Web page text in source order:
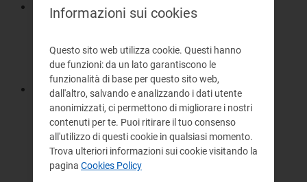
le gestioni del servizio idrico in forma
istituite ai sensi del comma 5 dell'articolo 148
del D.lgs 152/06;
le gestioni del servizio idrico in forma
autonoma esistenti, nei comuni che
presentano contestualmente le seguenti
caratteristiche: approvvigionamento idrico da
fonti qualitativamente pregiate; sorgenti
ricadenti in parchi naturali o aree naturali
Informazioni sui cookies
Questo sito web utilizza cookie. Questi hanno
due funzioni: da un lato garantiscono le
funzionalità di base per questo sito web,
dall'altro, salvando e analizzando i dati utente
anonimizzati, ci permettono di migliorare i nostri
contenuti per te. Puoi ritirare il tuo consenso
all'utilizzo di questi cookie in qualsiasi momento.
Trova ulteriori informazioni sui cookie visitando la
pagina Cookies Policy